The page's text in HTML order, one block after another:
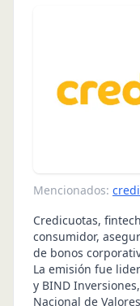
Mencionados:
Credicuotas,
consumidor,
de bonos
La emisión fue
y BIND
Nacional de